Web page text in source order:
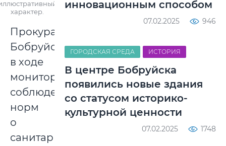
характер.
Прокуратура
Бобруйска
в ходе
мониторинга
соблюдения
норм
о
санитарно-
инновационным способом
07.02.2025 946
ГОРОДСКАЯ СРЕДА ИСТОРИЯ
В центре Бобруйска
появились новые здания
со статусом историко-
культурной ценности
07.02.2025 1748